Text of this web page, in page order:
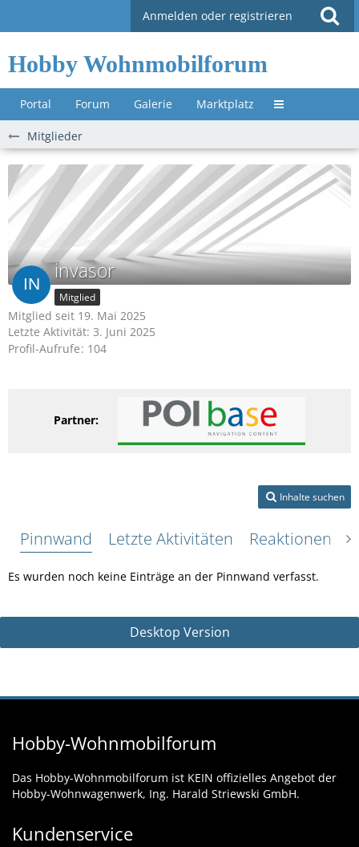
Anmelden oder registrieren
Hobby Wohnmobilforum
Portal Forum Galerie Marktplatz Untermenü »
Mitglieder
invasor
Mitglied
Mitglied seit 19. Mai 2025
Letzte Aktivität: 3. Juni 2025
Profil-Aufrufe 104
Partner:
Inhalte suchen
Pinnwand Letzte Aktivitäten Reaktionen
Es wurden noch keine Einträge an der Pinnwand verfasst.
Desktop Version
Hobby-Wohnmobilforum
Das Hobby-Wohnmobilforum ist KEIN offizielles Angebot der
Hobby-Wohnwagenwerk, Ing. Harald Striewski GmbH.
Kundenservice